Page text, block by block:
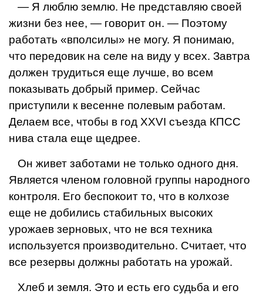
— Я люблю землю. Не представляю своей
жизни без нее, — говорит он. — Поэтому
работать «вполсилы» не могу. Я понимаю,
что передовик на селе на виду у всех. Завтра
должен тру­диться еще лучше, во всем
показы­вать добрый пример. Сейчас
приступили к весенне полевым работам.
Дела­ем все, чтобы в год XXVI съезда КПСС
нива стала еще щедрее.
Он живет заботами не только одного дня.
Является членом головной группы народного
контроля. Его беспокоит то, что в колхозе
еще не добились стабильных высоких
урожаев зерно­вых, что не вся техника
используется производительно. Считает, что
все ре­зервы должны работать на урожай.
Хлеб и земля. Это и есть его судьба и его